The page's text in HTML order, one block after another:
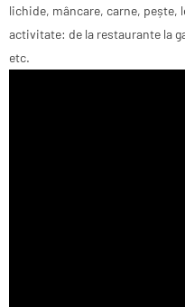
lichide, mâncare, carne,
activitate: de la restaurante la
etc.